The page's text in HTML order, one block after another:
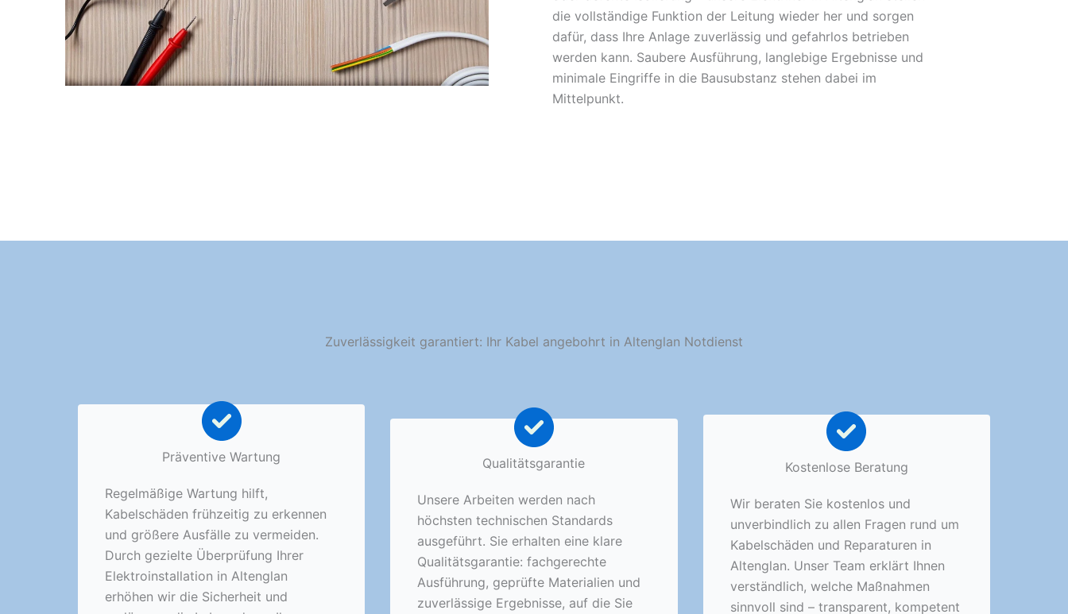
die vollständige Funktion der Leitung wieder her und sorgen
dafür, dass Ihre Anlage zuverlässig und gefahrlos betrieben
werden kann. Saubere Ausführung, langlebige Ergebnisse und
minimale Eingriffe in die Bausubstanz stehen dabei im
Mittelpunkt.
Zuverlässigkeit garantiert: Ihr Kabel angebohrt in Altenglan Notdienst
Präventive Wartung
Regelmäßige Wartung hilft,
Kabelschäden frühzeitig zu erkennen
und größere Ausfälle zu vermeiden.
Durch gezielte Überprüfung Ihrer
Elektroinstallation in Altenglan
erhöhen wir die Sicherheit und
Qualitätsgarantie
Unsere Arbeiten werden nach
höchsten technischen Standards
ausgeführt. Sie erhalten eine klare
Qualitätsgarantie: fachgerechte
Ausführung, geprüfte Materialien und
zuverlässige Ergebnisse, auf die Sie
Kostenlose Beratung
Wir beraten Sie kostenlos und
unverbindlich zu allen Fragen rund um
Kabelschäden und Reparaturen in
Altenglan. Unser Team erklärt Ihnen
verständlich, welche Maßnahmen
sinnvoll sind – transparent, kompetent